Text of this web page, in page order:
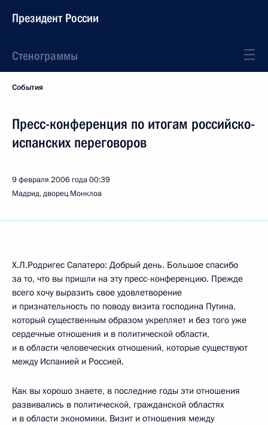
Президент России
Стенограммы
События
Пресс-конференция по итогам российско-
испанских переговоров
9 февраля 2006 года00:39
Мадрид, дворец Монклоа
Х.Л.Родригес Сапатеро: Добрый день. Большое спасибо
за то, что вы пришли на эту пресс-конференцию. Прежде
всего хочу выразить свое удовлетворение
и признательность по поводу визита господина Путина,
который существенным образом укрепляет и без того уже
сердечные отношения и в политической области,
и в области человеческих отношений, которые существуют
между Испанией и Россией.
Как вы хорошо знаете, в последние годы эти отношения
развивались в политической, гражданской областях
и в области экономики. Визит и отношения между